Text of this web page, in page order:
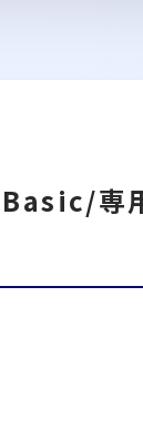
Basic/専